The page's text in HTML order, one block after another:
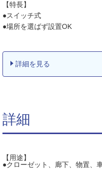
【特長】
●スイッチ式
●場所を選ばず設置OK
詳細を見る
詳細
【用途】
●クローゼット、廊下、物置、